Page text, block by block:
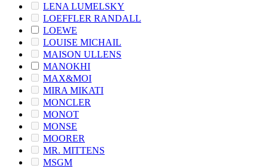
LENA LUMELSKY
LOEFFLER RANDALL
LOEWE
LOUISE MICHAIL
MAISON ULLENS
MANOKHI
MAX&MOI
MIRA MIKATI
MONCLER
MONOT
MONSE
MOORER
MR. MITTENS
MSGM